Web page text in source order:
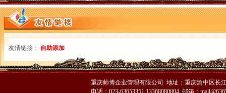
市重庆注销税务局规范行政执法行为事前事中事后全面加监管
市重庆分公司注销局纪检监察办案质量优质案件率为100%
巴南局代办注销分公司突出三抓化办公室工作
垫江局“四步走”代理注销分公司夯实信用信息工作基础
大足局重庆分公司注销旱救灾工作被《中国消费者报》等国家级报刊报道
云局重庆分公司注销五措并举服务订单农业
璧山局为个体工商户“参保”分公司营业执照注销提供方便
市分公司营业执照注销局向万州新田镇捐赠5万元救灾款
涪陵局重庆分公司注销积参加旱救灾
友情链接： 自助添加
重庆帅博企业管理有限公司 地址：重庆渝中区长
电话：023-63653351 13368080804 邮箱：